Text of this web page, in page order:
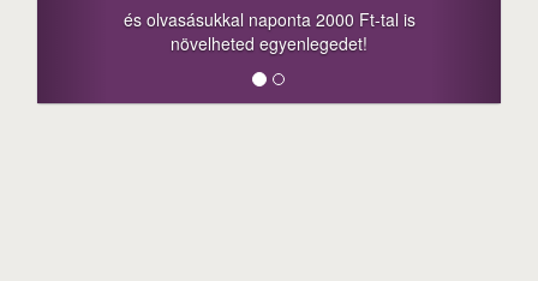
naponta 2000 Ft-tal is
növelheted egyenlegedet!